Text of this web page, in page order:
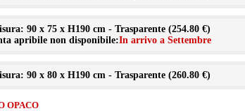
90 x 75 x H190 cm - Trasparente (254.80 €)
apribile non disponibile:In arrivo a Settembre
90 x 80 x H190 cm - Trasparente (260.80 €)
OPACO